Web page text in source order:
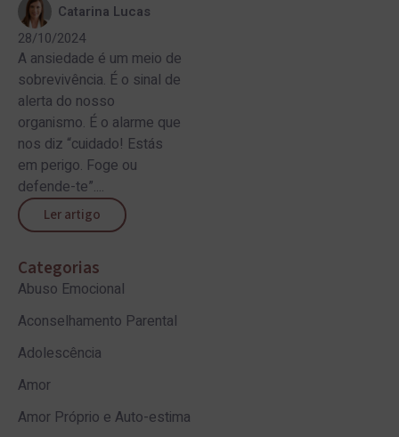
Catarina Lucas
28/10/2024
A ansiedade é um meio de
sobrevivência. É o sinal de
alerta do nosso
organismo. É o alarme que
nos diz “cuidado! Estás
em perigo. Foge ou
defende-te”....
Ler artigo
Categorias
Abuso Emocional
Aconselhamento Parental
Adolescência
Amor
Amor Próprio e Auto-estima